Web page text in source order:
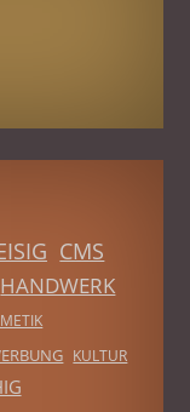
CMS
HANDWERK
KULTUR